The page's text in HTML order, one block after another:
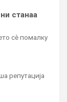
станаа
сè помалку
репутација